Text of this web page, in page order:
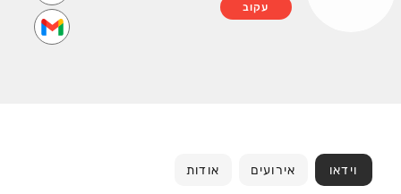
עקוב
וידאו אירועים אודות